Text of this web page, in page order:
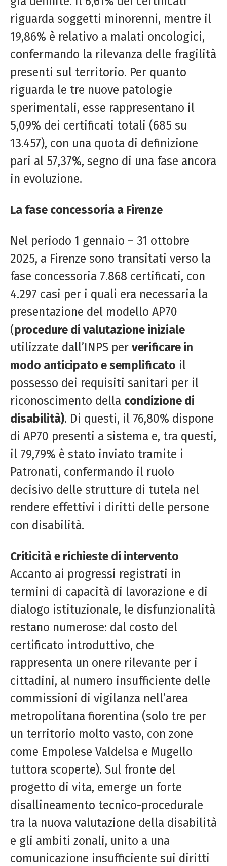
riguarda soggetti minorenni, mentre il
19,86% è relativo a malati oncologici,
confermando la rilevanza delle fragilità
presenti sul territorio. Per quanto
riguarda le tre nuove patologie
sperimentali, esse rappresentano il
5,09% dei certificati totali (685 su
13.457), con una quota di definizione
pari al 57,37%, segno di una fase ancora
in evoluzione.
La fase concessoria a Firenze
Nel periodo 1 gennaio – 31 ottobre
2025, a Firenze sono transitati verso la
fase concessoria 7.868 certificati, con
4.297 casi per i quali era necessaria la
presentazione del modello AP70
(procedure di valutazione iniziale
utilizzate dall’INPS per verificare in
modo anticipato e semplificato il
possesso dei requisiti sanitari per il
riconoscimento della condizione di
disabilità). Di questi, il 76,80% dispone
di AP70 presenti a sistema e, tra questi,
il 79,79% è stato inviato tramite i
Patronati, confermando il ruolo
decisivo delle strutture di tutela nel
rendere effettivi i diritti delle persone
con disabilità.
Criticità e richieste di intervento
Accanto ai progressi registrati in
termini di capacità di lavorazione e di
dialogo istituzionale, le disfunzionalità
restano numerose: dal costo del
certificato introduttivo, che
rappresenta un onere rilevante per i
cittadini, al numero insufficiente delle
commissioni di vigilanza nell’area
metropolitana fiorentina (solo tre per
un territorio molto vasto, con zone
come Empolese Valdelsa e Mugello
tuttora scoperte). Sul fronte del
progetto di vita, emerge un forte
disallineamento tecnico-procedurale
tra la nuova valutazione della disabilità
e gli ambiti zonali, unito a una
comunicazione insufficiente sui diritti